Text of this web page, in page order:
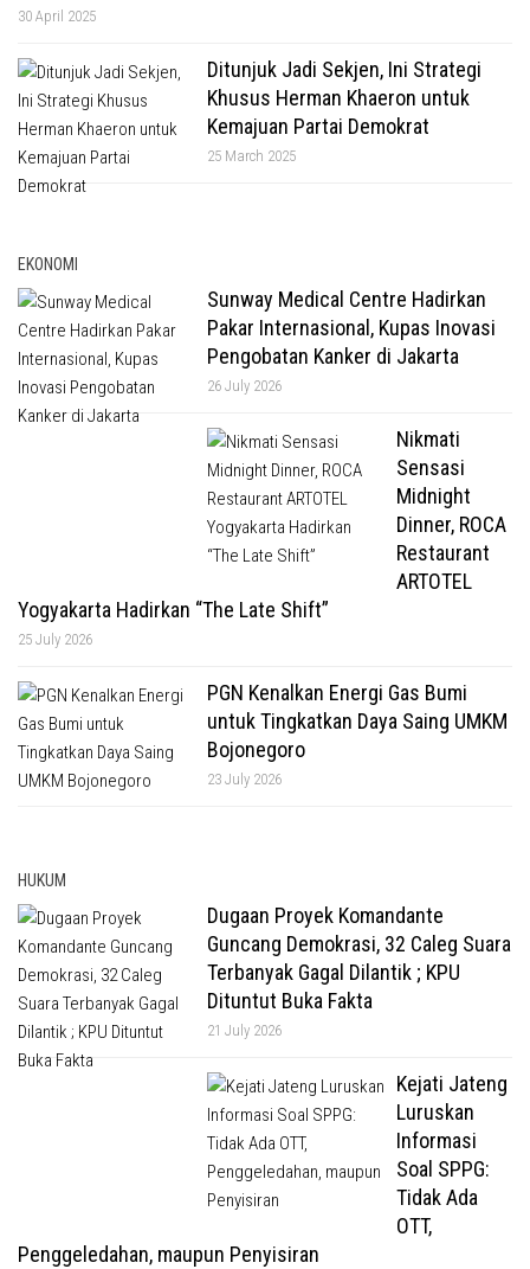
30 April 2025
Ditunjuk Jadi Sekjen, Ini Strategi
Khusus Herman Khaeron untuk
Kemajuan Partai Demokrat
25 March 2025
EKONOMI
Sunway Medical Centre Hadirkan
Pakar Internasional, Kupas Inovasi
Pengobatan Kanker di Jakarta
26 July 2026
Nikmati
Sensasi
Midnight
Dinner, ROCA
Restaurant
ARTOTEL
Yogyakarta Hadirkan “The Late Shift”
25 July 2026
PGN Kenalkan Energi Gas Bumi
untuk Tingkatkan Daya Saing UMKM
Bojonegoro
23 July 2026
HUKUM
Dugaan Proyek Komandante
Guncang Demokrasi, 32 Caleg Suara
Terbanyak Gagal Dilantik ; KPU
Dituntut Buka Fakta
21 July 2026
Kejati Jateng
Luruskan
Informasi
Soal SPPG:
Tidak Ada
OTT,
Penggeledahan, maupun Penyisiran